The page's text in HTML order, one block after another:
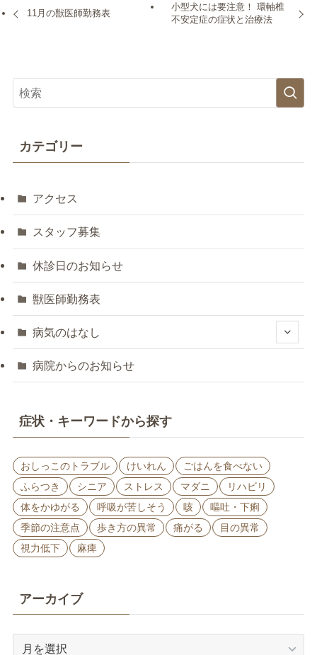
11月の獣医師勤務表
小型犬には要注意！ 環軸椎
不安定症の症状と治療法
カテゴリー
アクセス
スタッフ募集
休診日のお知らせ
獣医師勤務表
病気のはなし
病院からのお知らせ
症状・キーワードから探す
おしっこのトラブル けいれん
ごはんを食べない
ふらつき
シニア ストレス マダニ
リハビリ
体をかゆがる
呼吸が苦しそう 咳
嘔吐・下痢
季節の注意点
歩き方の異常 痛がる
目の異常
視力低下
麻痺
アーカイブ